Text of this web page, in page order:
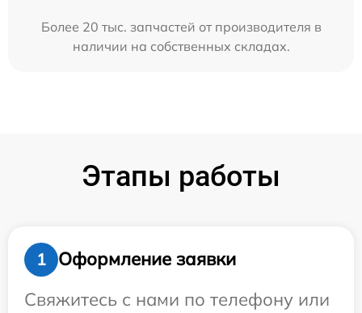
Более 20 тыс. запчастей от производителя в
наличии на собственных складах.
Этапы работы
1
Оформление заявки
Свяжитесь с нами по телефону или